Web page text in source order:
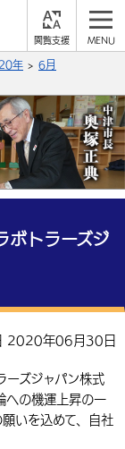
支
白
縮小
（簡体字）
ラ
ポーツ・人権
る
す
年
6月
ボトラーズジ
2020年06月30日
ズジャパン株式
への機運上昇の一
いを込めて、自社